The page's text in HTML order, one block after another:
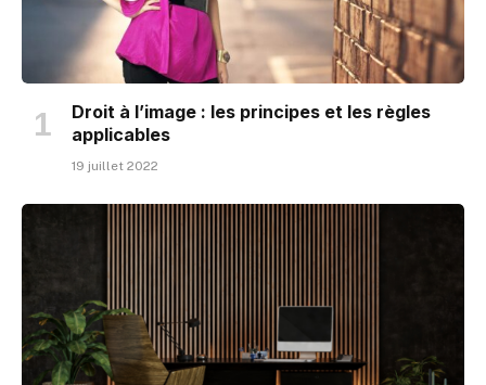
Droit à l’image : les principes et les règles
applicables
19 juillet 2022